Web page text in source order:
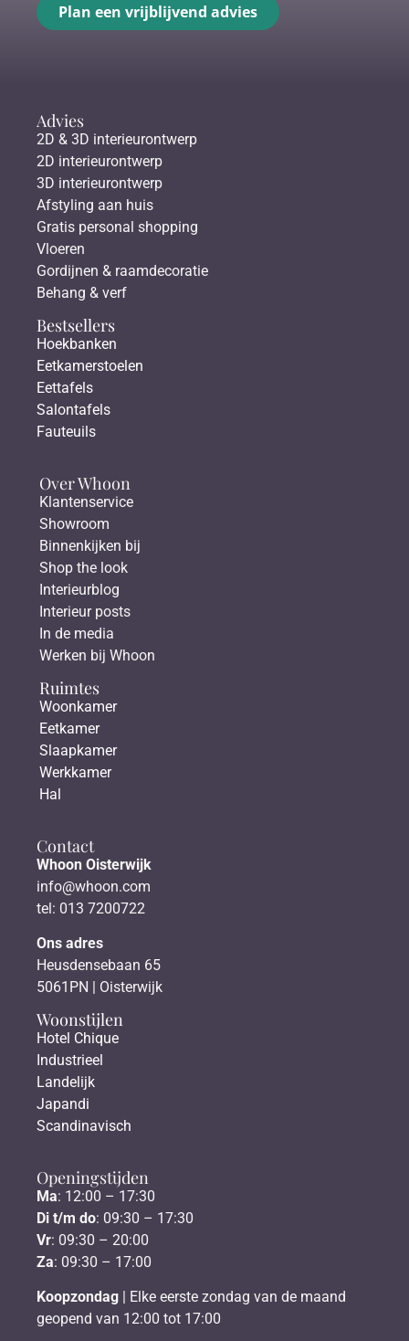
Plan een vrijblijvend advies
Advies
2D & 3D interieurontwerp
2D interieurontwerp
3D interieurontwerp
Afstyling aan huis
Gratis personal shopping
Vloeren
Gordijnen & raamdecoratie
Behang & verf
Bestsellers
Hoekbanken
Eetkamerstoelen
Eettafels
Salontafels
Fauteuils
Over Whoon
Klantenservice
Showroom
Binnenkijken bij
Shop the look
Interieurblog
Interieur posts
In de media
Werken bij Whoon
Ruimtes
Woonkamer
Eetkamer
Slaapkamer
Werkkamer
Hal
Contact
Whoon Oisterwijk
info@whoon.com
tel: 013 7200722
Ons adres
Heusdensebaan 65
5061PN | Oisterwijk
Woonstijlen
Hotel Chique
Industrieel
Landelijk
Japandi
Scandinavisch
Openingstijden
Ma: 12:00 – 17:30
Di t/m do: 09:30 – 17:30
Vr: 09:30 – 20:00
Za: 09:30 – 17:00
Koopzondag | Elke eerste zondag van de maand
geopend van 12:00 tot 17:00